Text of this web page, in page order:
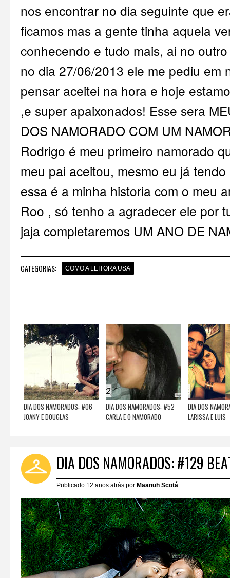
nos encontrar no dia seguinte que
ficamos mas a gente tinha aquela
conhecendo e tudo mais, ai no
no dia 27/06/2013 ele me pediu em
pensar aceitei na hora e hoje
,e super apaixonados! Esse sera
DOS NAMORADO COM UM
Rodrigo é meu primeiro namorado
meu pai aceitou, mesmo eu já
essa é a minha historia com o meu
Roo , só tenho a agradecer ele por
jaja completaremos UM ANO DE
CATEGORIAS: COMO A LEITORA USA
DIA DOS NAMORADOS: #06
JOANY E DOUGLAS
DIA DOS NAMORADOS: #52
CARLA E O NAMORADO
DIA DOS
LARISSA E LUIS
DIA DOS NAMORADOS: #129
Publicado 12 anos atrás por Maanuh Scotá